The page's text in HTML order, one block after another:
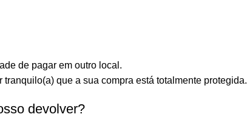
de pagar em outro local.
que a sua compra está totalmente protegida.
devolver?